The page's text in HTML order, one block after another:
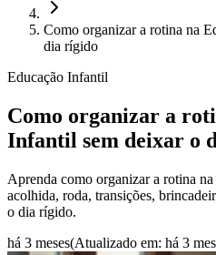
Como organizar a rotina na
dia rígido
Educação Infantil
Como organizar a
Infantil sem deixar o
Aprenda como organizar a rotina
acolhida, roda, transições,
o dia rígido.
há 3 meses(Atualizado em: há 3